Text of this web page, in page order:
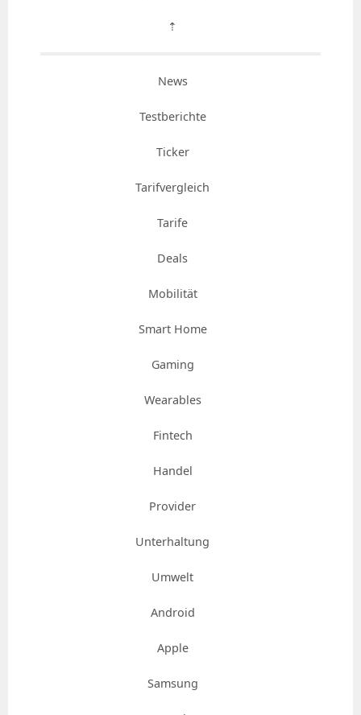
⇡
News
Testberichte
Ticker
Tarifvergleich
Tarife
Deals
Mobilität
Smart Home
Gaming
Wearables
Fintech
Handel
Provider
Unterhaltung
Umwelt
Android
Apple
Samsung